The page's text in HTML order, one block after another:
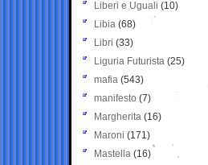
Liberi e Uguali (10)
Libia (68)
Libri (33)
Liguria Futurista (25)
mafia (543)
manifesto (7)
Margherita (16)
Maroni (171)
Mastella (16)